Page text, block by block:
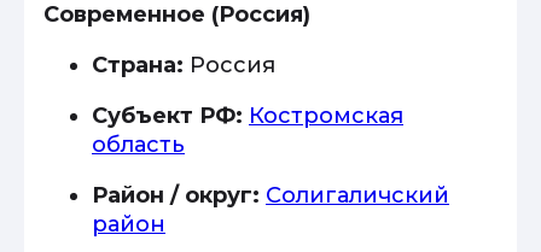
Современное (Россия)
Страна: Россия
Субъект РФ: Костромская
область
Район / округ: Солигаличский
район